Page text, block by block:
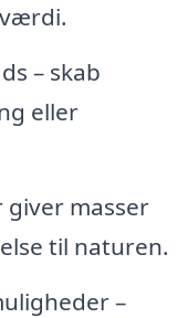
– skab
eller
giver masser
til naturen.
–